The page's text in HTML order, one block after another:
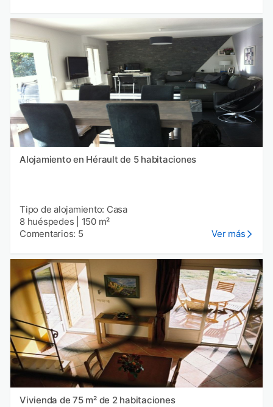
Alojamiento en Hérault de 5 habitaciones
Tipo de alojamiento: Casa
8 huéspedes
150 m²
Comentarios: 5
Ver más
Vivienda de 75 m² de 2 habitaciones